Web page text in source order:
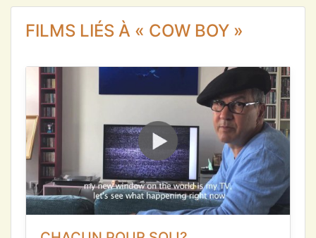
FILMS LIÉS À « COW BOY »